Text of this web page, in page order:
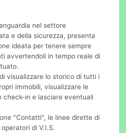
nel settore
e della sicurezza, presenta
ideata per tenere sempre
avvertendoli in tempo reale di
visualizzare lo storico di tutti i
immobili, visualizzare le
check-in e lasciare eventuali
"Contatti", le linee dirette di
di V.I.S.